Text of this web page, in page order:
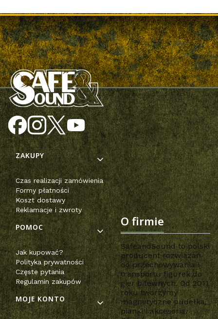
Linki w stopce
ZAKUPY
Czas realizacji zamówienia
Formy płatności
Koszt dostawy
Reklamacje i zwroty
POMOC
Jak kupować?
Polityka prywatności
Częste pytania
Regulamin zakupów
MOJE KONTO
O firmie
SafeandSound to polski
producent rozwiązań
do przechowywania i
transportu figurek do
gier bitewnych. Od 2011
roku tworzymy
magnetyczne pudełka,
pianki i akcesoria.